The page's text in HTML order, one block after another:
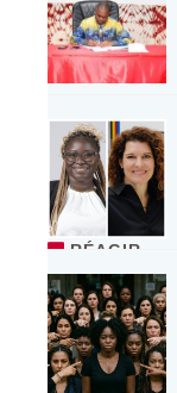
RÉAGIR